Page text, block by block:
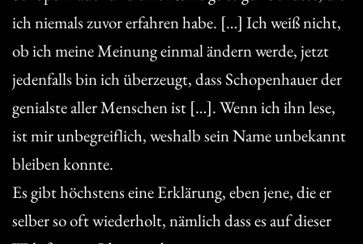
ich niemals zuvor erfahren habe. […] Ich weiß nicht,
ob ich meine Meinung einmal ändern werde, jetzt
jedenfalls bin ich überzeugt, dass Schopenhauer der
genialste aller Menschen ist […]. Wenn ich ihn lese,
ist mir unbegreiflich, weshalb sein Name unbekannt
bleiben konnte.
Es gibt höchstens eine Erklärung, eben jene, die er
selber so oft wiederholt, nämlich dass es auf dieser